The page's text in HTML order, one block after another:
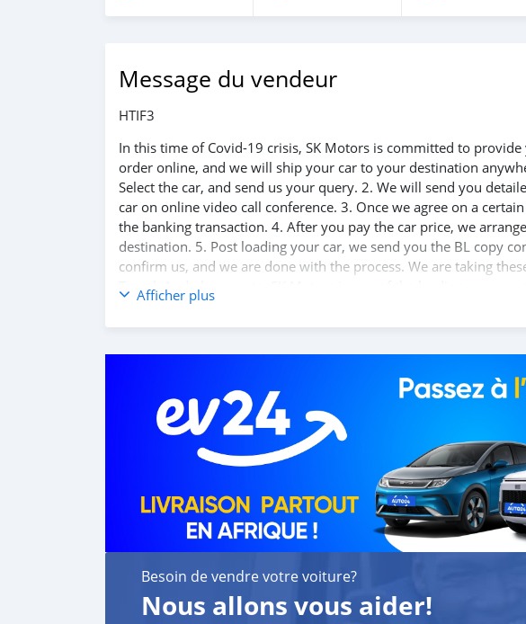
Message du vendeur
HTIF3
In this time of Covid-19 crisis, SK Motors is committed to
order online, and we will ship your car to your destination
Select the car, and send us your query. 2. We will send you
car on online video call conference. 3. Once we agree on a
the banking transaction. 4. After you pay the car price, we
destination. 5. Post loading your car, we send you the BL copy
confirm us, and we are done with the process. We are taking
Travel. And please note, SK Motors is one of the leading car
customer satisfaction. We are always here, to help you, and
Afficher plus
Besoin de vendre votre voiture?
Nous allons vous aider!